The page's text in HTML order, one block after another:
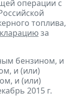
операции с
топлива,
за
бензином, и
и (или)
и (или)
2015 г.